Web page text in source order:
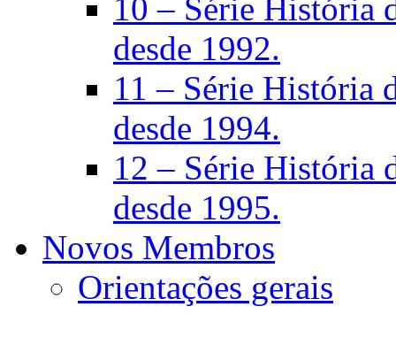
10 – Série História
desde 1992.
11 – Série História
desde 1994.
12 – Série História
desde 1995.
Novos Membros
Orientações gerais